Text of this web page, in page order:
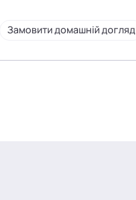
Замовити домашній догляд